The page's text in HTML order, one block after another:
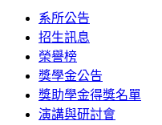
系所公告
招生訊息
榮譽榜
獎學金公告
獎助學金得獎名單
演講與研討會